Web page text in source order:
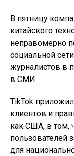
В пятницу
китайского
неправомерно
социальной
журналистов в
в СМИ.
TikTok
клиентов и
как США, в том,
пользователей
для